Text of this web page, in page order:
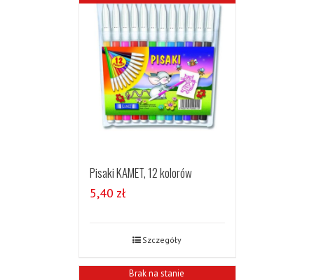
Pisaki KAMET, 12 kolorów
5,40 zł
Szczegóły
Brak na stanie